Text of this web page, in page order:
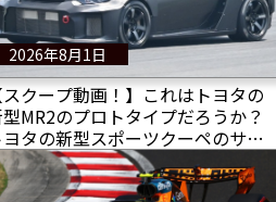
2026年8月1日
スクープ動画！】これはトヨタの
MR2のプロトタイプだろうか？
ヨタの新型スポーツクーペのサー
トテストが目撃された！